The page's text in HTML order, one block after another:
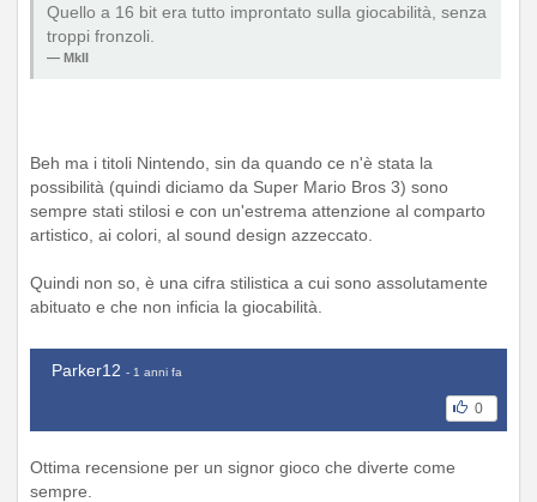
Quello a 16 bit era tutto improntato sulla giocabilità, senza
troppi fronzoli.
MkII
Beh ma i titoli Nintendo, sin da quando ce n'è stata la
possibilità (quindi diciamo da Super Mario Bros 3) sono
sempre stati stilosi e con un'estrema attenzione al comparto
artistico, ai colori, al sound design azzeccato.
Quindi non so, è una cifra stilistica a cui sono assolutamente
abituato e che non inficia la giocabilità.
Parker12 - 1 anni fa
0
Ottima recensione per un signor gioco che diverte come
sempre.